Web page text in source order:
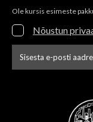
Ole kursis esimeste
Nõustun